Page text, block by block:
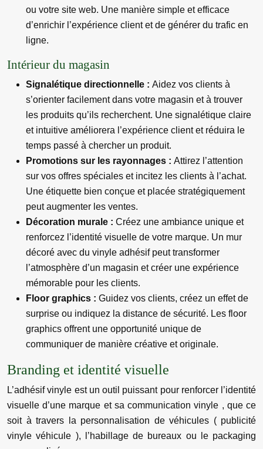
ou votre site web. Une manière simple et efficace
d’enrichir l’expérience client et de générer du trafic en
ligne.
Intérieur du magasin
Signalétique directionnelle : Aidez vos clients à
s’orienter facilement dans votre magasin et à trouver
les produits qu’ils recherchent. Une signalétique claire
et intuitive améliorera l’expérience client et réduira le
temps passé à chercher un produit.
Promotions sur les rayonnages : Attirez l’attention
sur vos offres spéciales et incitez les clients à l’achat.
Une étiquette bien conçue et placée stratégiquement
peut augmenter les ventes.
Décoration murale : Créez une ambiance unique et
renforcez l’identité visuelle de votre marque. Un mur
décoré avec du vinyle adhésif peut transformer
l’atmosphère d’un magasin et créer une expérience
mémorable pour les clients.
Floor graphics : Guidez vos clients, créez un effet de
surprise ou indiquez la distance de sécurité. Les floor
graphics offrent une opportunité unique de
communiquer de manière créative et originale.
Branding et identité visuelle
L’adhésif vinyle est un outil puissant pour renforcer l’identité
visuelle d’une marque et sa communication vinyle , que ce
soit à travers la personnalisation de véhicules ( publicité
vinyle véhicule ), l’habillage de bureaux ou le packaging